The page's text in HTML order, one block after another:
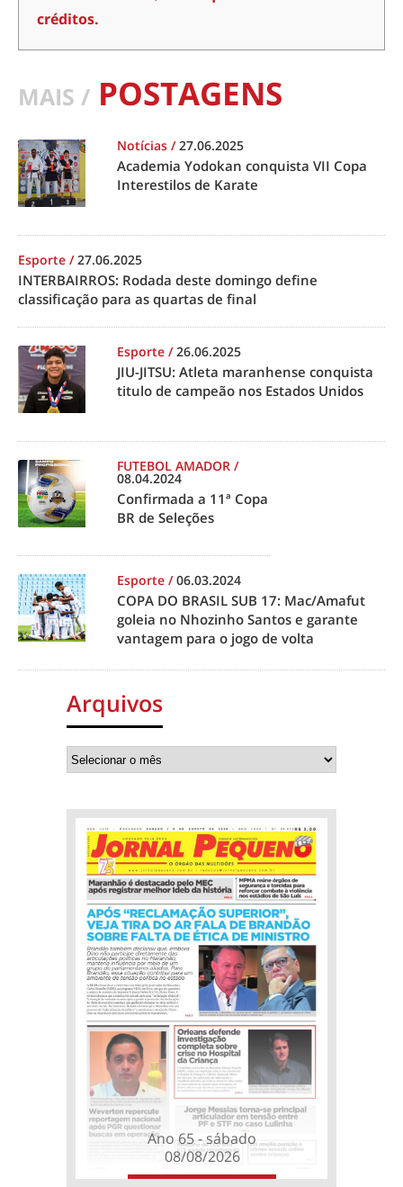
créditos.
MAIS / POSTAGENS
Notícias /27.06.2025
Academia Yodokan conquista VII Copa
Interestilos de Karate
Esporte /27.06.2025
INTERBAIRROS: Rodada deste domingo define
classificação para as quartas de final
Esporte /26.06.2025
JIU-JITSU: Atleta maranhense conquista
titulo de campeão nos Estados Unidos
FUTEBOL AMADOR /
08.04.2024
Confirmada a 11ª Copa
BR de Seleções
Esporte /06.03.2024
COPA DO BRASIL SUB 17: Mac/Amafut
goleia no Nhozinho Santos e garante
vantagem para o jogo de volta
Arquivos
Ano 65 - sábado
08/08/2026